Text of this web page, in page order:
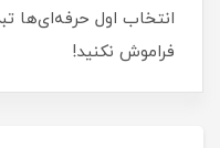
فراموش نکنید!